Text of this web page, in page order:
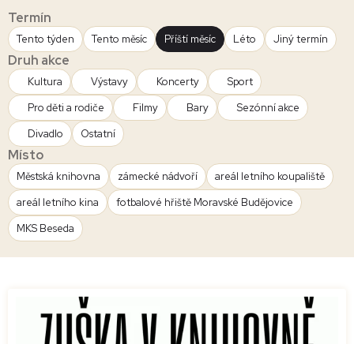
Termín
Tento týden Tento měsíc Příští měsíc Léto Jiný termín
Druh akce
Kultura Výstavy Koncerty
Sport
Pro děti a rodiče
Filmy Bary
Sezónní akce
Divadlo
Ostatní
Místo
Městská knihovna zámecké nádvoří
areál letního koupaliště
areál letního kina
fotbalové hřiště Moravské Budějovice
MKS Beseda